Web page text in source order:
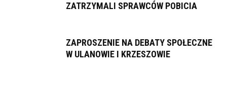
ZATRZYMALI SPRAWCÓW POBICIA
ZAPROSZENIE NA DEBATY SPOŁECZNE
W ULANOWIE I KRZESZOWIE